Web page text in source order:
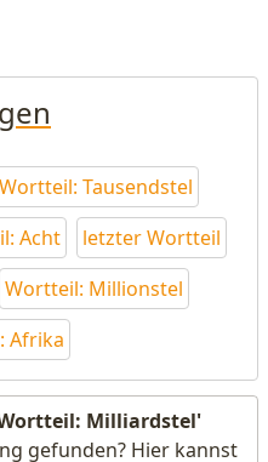
Wortteil: Tausendstel
Acht
letzter Wortteil
Wortteil: Millionstel
Afrika
Milliardstel'
gefunden? Hier kannst